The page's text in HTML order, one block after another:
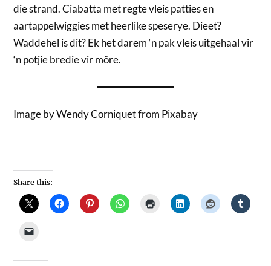
die strand. Ciabatta met regte vleis patties en
aartappelwiggies met heerlike speserye. Dieet?
Waddehel is dit? Ek het darem ‘n pak vleis uitgehaal vir
‘n potjie bredie vir môre.
Image by Wendy Corniquet from Pixabay
Share this: